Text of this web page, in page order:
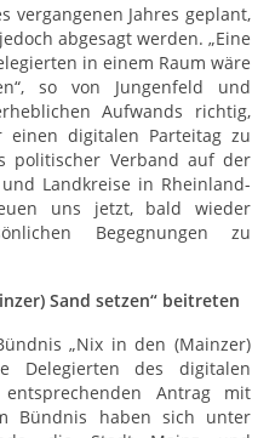
vergangenen Jahres geplant,
abgesagt werden. „Eine
in einem Raum wäre
so von Jungenfeld und
Aufwands richtig,
digitalen Parteitag zu
politischer Verband auf der
Landkreise in Rheinland-
uns jetzt, bald wieder
Begegnungen zu
Sand setzen“ beitreten
„Nix in den (Mainzer)
Delegierten des digitalen
Antrag mit
Bündnis haben sich unter